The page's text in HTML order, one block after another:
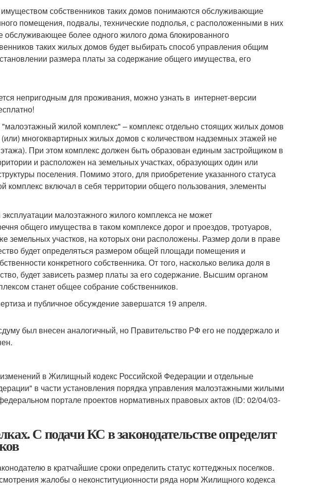
собственников таких домов понимаются обслуживающие
помещения, подвалы, технические подполья, с расположенными в них
более одного жилого дома блокированного
таких жилых домов будет выбирать способ управления общим
размера платы за содержание общего имущества, его
непригодным для проживания, можно узнать в интернет-версии
"малоэтажный жилой комплекс" – комплекс отдельно стоящих жилых домов
многоквартирных жилых домов с количеством надземных этажей не
При этом комплекс должен быть образован единым застройщиком в
и расположен на земельных участках, образующих один или
поселения. Помимо этого, для приобретение указанного статуса
включал в себя территории общего пользования, элементы
малоэтажного жилого комплекса не может
общего имущества в таком комплексе дорог и проездов, тротуаров,
земельных участков, на которых они расположены. Размер доли в праве
будет определяться размером общей площади помещения и
конкретного собственника. От того, насколько велика доля в
будет зависеть размер платы за его содержание. Высшим органом
станет общее собрание собственников.
и публичное обсуждение завершатся 19 апреля.
был внесен аналогичный, но Правительство РФ его не поддержало и
в Жилищный кодекс Российской Федерации и отдельные
в части установления порядка управления малоэтажными жилыми
портале проектов нормативных правовых актов (ID: 02/04/03-
С подачи КС в законодательстве определят
в кратчайшие сроки определить статус коттеджных поселков.
жалобы о неконституционности ряда норм Жилищного кодекса